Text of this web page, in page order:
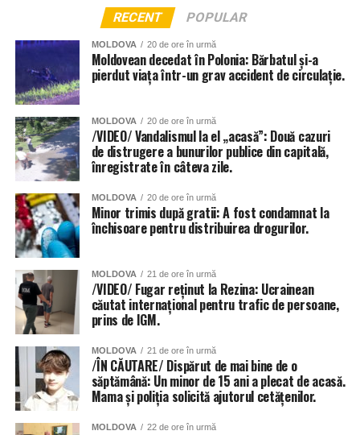
Și instituțiile de învățământ din Chișinău au fost grav
grădinițe din sectoarele Botanica, Buiucani, Centru și
Râșcani. Totuși autoritățile dau asigurări că situația va fi
remediată în cel mai scurt timp.
Inundat a fost și teatrul de Operă și Balet Maria Bieșu, sub
presiunea apei de pe acoperiș, au cedat două țevi.
Inundate au fost și trecerile subterane de pietoni, dar și
parcările amenajate în subsolurile blocurilor locative.
RECENT POPULAR
MOLDOVA 20 de ore în urmă
Moldovean decedat în Polonia: Bărbatul și-a
pierdut viața într-un grav accident de circulație.
MOLDOVA 20 de ore în urmă
/VIDEO/ Vandalismul la el „acasă”: Două cazuri
de distrugere a bunurilor publice din capitală,
înregistrate în câteva zile.
MOLDOVA 20 de ore în urmă
Minor trimis după gratii: A fost condamnat la
închisoare pentru distribuirea drogurilor.
MOLDOVA 21 de ore în urmă
/VIDEO/ Fugar reținut la Rezina: Ucrainean
căutat internațional pentru trafic de persoane,
prins de IGM.
MOLDOVA 21 de ore în urmă
/ÎN CĂUTARE/ Dispărut de mai bine de o
săptămână: Un minor de 15 ani a plecat de acasă.
Mama și poliția solicită ajutorul cetățenilor.
MOLDOVA 22 de ore în urmă